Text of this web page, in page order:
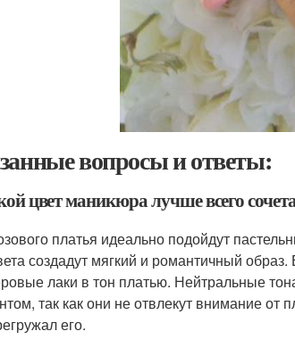
вопросы и ответы:
цвет маникюра лучше всего
платья идеально подойдут
создадут мягкий и романтичный
лаки в тон платью. Нейтральные
так как они не отвлекут внимание
его.